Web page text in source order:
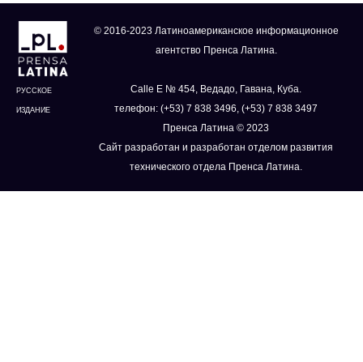
РУССКОЕ
ИЗДАНИЕ
© 2016-2023 Латиноамериканское информационное
агентство Пренса Латина.
Calle E № 454, Ведадо, Гавана, Куба.
телефон: (+53) 7 838 3496, (+53) 7 838 3497
Пренса Латина © 2023
Сайт разработан и разработан отделом развития
технического отдела Пренса Латина.